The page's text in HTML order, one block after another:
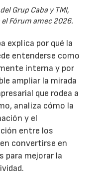
Grup Caba y TMI,
Fórum amec 2026.
explica por qué la
entenderse como
interna y por
ampliar la mirada
que rodea a
analiza cómo la
y el
entre los
convertirse en
mejorar la